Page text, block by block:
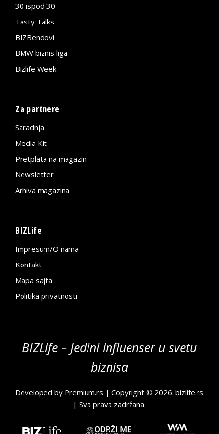
30 ispod 30
Tasty Talks
BIZBendovi
BMW biznis liga
Bizlife Week
Za partnere
Saradnja
Media Kit
Pretplata na magazin
Newsletter
Arhiva magazina
BIZLife
Impresum/O nama
Kontakt
Mapa sajta
Politika privatnosti
BIZLife – Jedini influenser u svetu
biznisa
Developed by Premium.rs | Copyright © 2026.bizlife.rs
| Sva prava zadržana.